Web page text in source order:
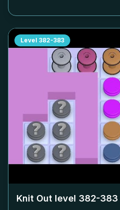
Level 382-383
Knit Out level 382-383